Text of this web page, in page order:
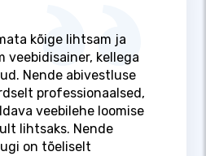
kõige lihtsam ja
veebidisainer, kellega
Nende abivestluse
professionaalsed,
veebilehe loomise
lihtsaks. Nende
on tõeliselt